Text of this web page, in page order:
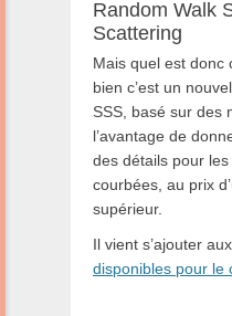
Random Walk
Scattering
Mais quel est donc
bien c’est un
SSS, basé sur des
l’avantage de
des détails pour
courbées, au prix
supérieur.
Il vient s’ajouter aux
disponibles pour le